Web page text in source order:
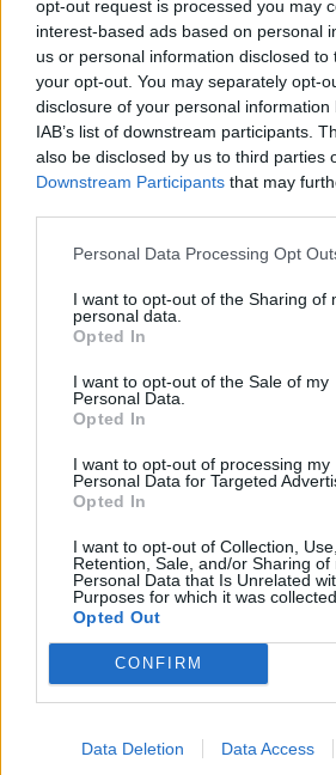
opt-out request is processed you may
interest-based ads based on personal
us or personal information disclosed
your opt-out. You may separately opt-
disclosure of your personal
IAB’s list of downstream participants.
also be disclosed by us to third parties
Downstream Participants that may
Personal Data Processing Opt
I want to opt-out of the Sharing of
personal data.
Opted In
I want to opt-out of the Sale of my
Personal Data.
Opted In
I want to opt-out of processing my
Personal Data for Targeted
Opted In
I want to opt-out of Collection, Use,
Retention, Sale, and/or Sharing of
Personal Data that Is Unrelated
Purposes for which it was collected.
Opted Out
CONFIRM
Data Deletion Data Access
Lessa il pollo in acqua
pochi minuti e
Mettilo in un tritatutto
tuorlo, alla fibra di
di semi di lino, al sale
albume alla volta
Fai riposare l’impasto
In una padella sciogli il
l’aglio e qualche foglia
aggiungi carota,
lasciando cuocere
si ammorbidiscono.
di impasto e lasciali